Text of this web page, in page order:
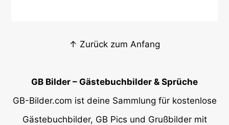
↑ Zurück zum Anfang
GB Bilder – Gästebuchbilder & Sprüche
GB-Bilder.com ist deine Sammlung für kostenlose
Gästebuchbilder, GB Pics und Grußbilder mit